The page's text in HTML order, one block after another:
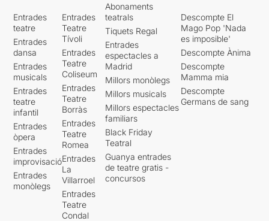
Entrades
teatre
Entrades
dansa
Entrades
musicals
Entrades
teatre
infantil
Entrades
òpera
Entrades
improvisació
Entrades
monòlegs
Entrades
Teatre
Tívoli
Entrades
Teatre
Coliseum
Entrades
Teatre
Borràs
Entrades
Teatre
Romea
Entrades
La
Villarroel
Entrades
Teatre
Condal
Abonaments
teatrals
Tiquets Regal
Entrades
espectacles a
Madrid
Millors monòlegs
Millors musicals
Millors espectacles
familiars
Black Friday
Teatral
Guanya entrades
de teatre gratis -
concursos
Descompte El
Mago Pop 'Nada
es imposible'
Descompte Ànima
Descompte
Mamma mia
Descompte
Germans de sang